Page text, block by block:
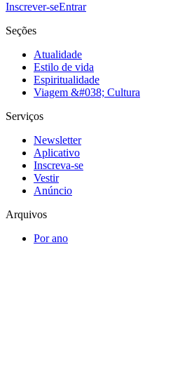
Inscrever-seEntrar
Seções
Atualidade
Estilo de vida
Espiritualidade
Viagem &#038; Cultura
Serviços
Newsletter
Aplicativo
Inscreva-se
Vestir
Anúncio
Arquivos
Por ano